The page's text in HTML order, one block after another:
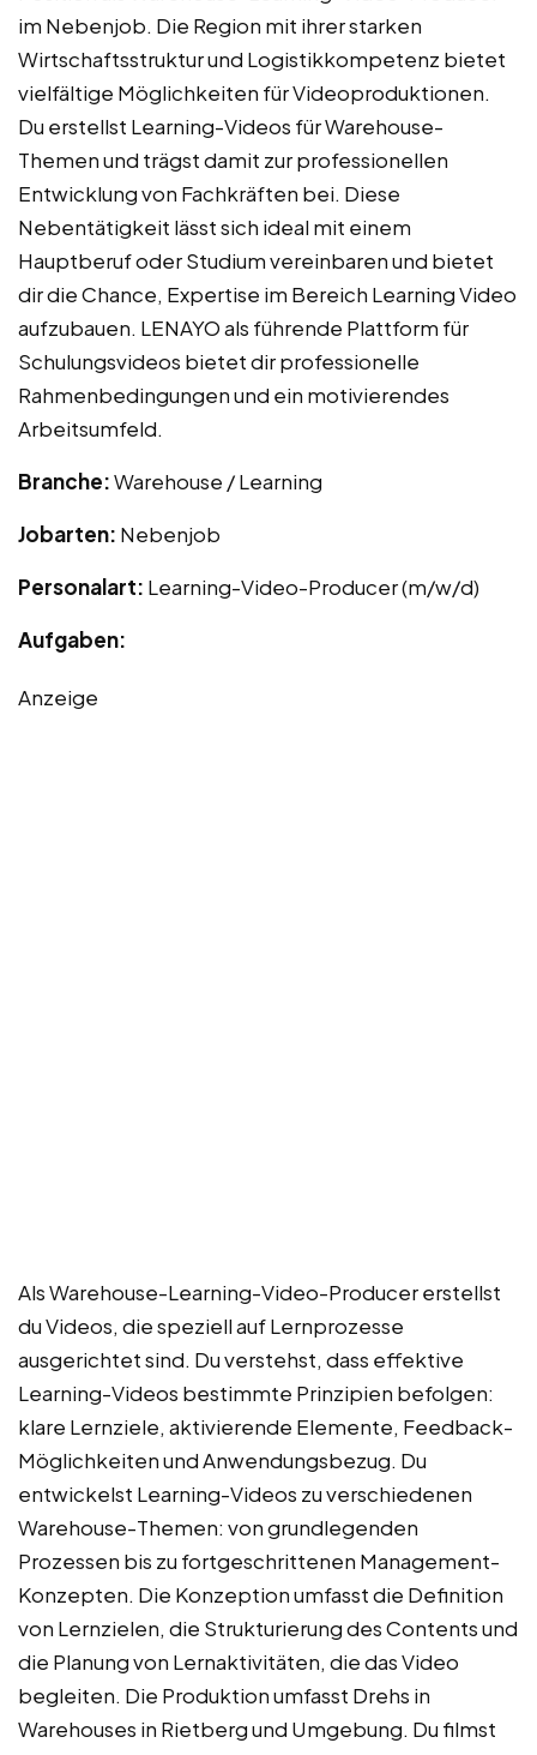
im Nebenjob. Die Region mit ihrer starken
Wirtschaftsstruktur und Logistikkompetenz bietet
vielfältige Möglichkeiten für Videoproduktionen.
Du erstellst Learning-Videos für Warehouse-
Themen und trägst damit zur professionellen
Entwicklung von Fachkräften bei. Diese
Nebentätigkeit lässt sich ideal mit einem
Hauptberuf oder Studium vereinbaren und bietet
dir die Chance, Expertise im Bereich Learning Video
aufzubauen. LENAYO als führende Plattform für
Schulungsvideos bietet dir professionelle
Rahmenbedingungen und ein motivierendes
Arbeitsumfeld.
Branche:Warehouse / Learning
Jobarten: Nebenjob
Personalart: Learning-Video-Producer (m/w/d)
Aufgaben:
Anzeige
Als Warehouse-Learning-Video-Producer erstellst
du Videos, die speziell auf Lernprozesse
ausgerichtet sind. Du verstehst, dass effektive
Learning-Videos bestimmte Prinzipien befolgen:
klare Lernziele, aktivierende Elemente, Feedback-
Möglichkeiten und Anwendungsbezug. Du
entwickelst Learning-Videos zu verschiedenen
Warehouse-Themen: von grundlegenden
Prozessen bis zu fortgeschrittenen Management-
Konzepten. Die Konzeption umfasst die Definition
von Lernzielen, die Strukturierung des Contents und
die Planung von Lernaktivitäten, die das Video
begleiten. Die Produktion umfasst Drehs in
Warehouses in Rietberg und Umgebung. Du filmst